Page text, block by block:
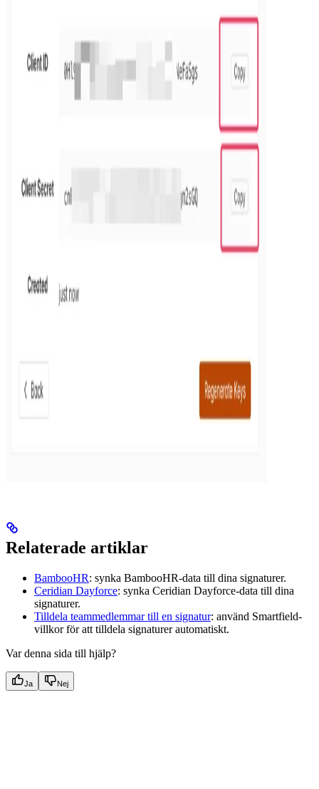
Relaterade artiklar
BambooHR: synka BambooHR-data till dina signaturer.
Ceridian Dayforce: synka Ceridian Dayforce-data till dina
signaturer.
Tilldela teammedlemmar till en signatur: använd Smartfield-
villkor för att tilldela signaturer automatiskt.
Var denna sida till hjälp?
Ja Nej